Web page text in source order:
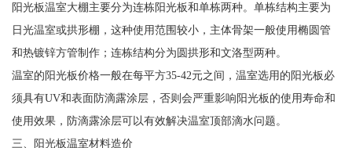
阳光板温室大棚主要分为连栋阳光板和单栋两种。单栋结构主要为
日光温室或拱形棚，这种使用范围较小，主体骨架一般使用椭圆管
和热镀锌方管制作；连栋结构分为圆拱形和文洛型两种。
温室的阳光板价格一般在每平方35-42元之间，温室选用的阳光板必
须具有UV和表面防滴露涂层，否则会严重影响阳光板的使用寿命和
使用效果，防滴露涂层可以有效解决温室顶部滴水问题。
三、阳光板温室材料造价